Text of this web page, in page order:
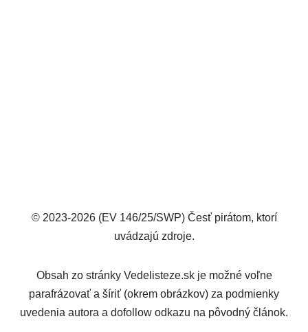
© 2023-2026 (EV 146/25/SWP) Česť pirátom, ktorí
uvádzajú zdroje.
Obsah zo stránky Vedelisteze.sk je možné voľne
parafrázovať a šíriť (okrem obrázkov) za podmienky
uvedenia autora a dofollow odkazu na pôvodný článok.